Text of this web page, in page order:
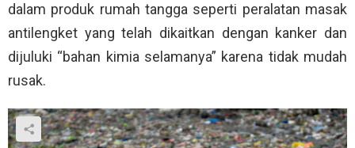
dalam produk rumah tangga seperti peralatan masak
antilengket yang telah dikaitkan dengan kanker dan
dijuluki “bahan kimia selamanya” karena tidak mudah
rusak.